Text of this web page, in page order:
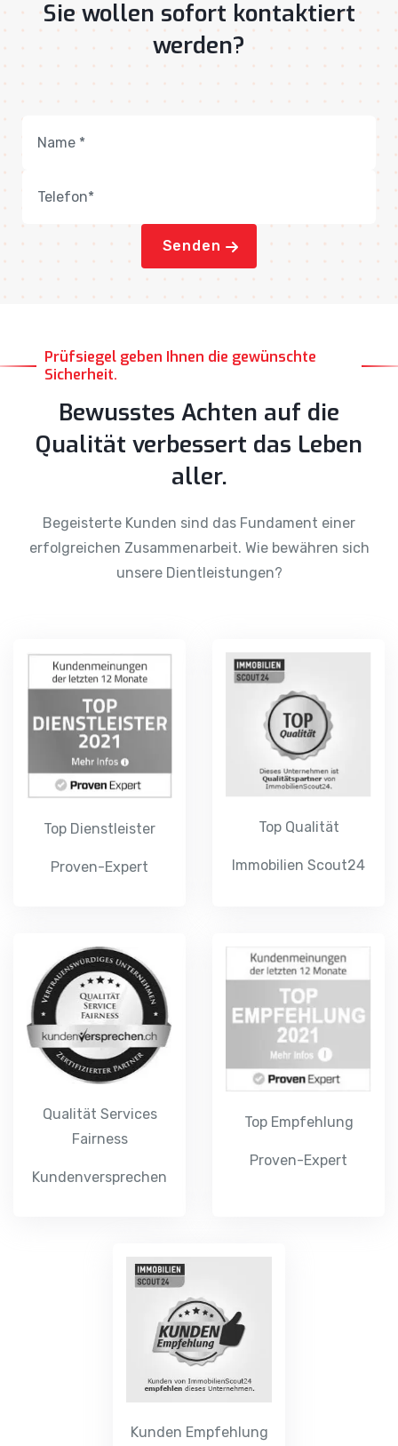
Sie wollen sofort kontaktiert
werden?
Senden
Prüfsiegel geben Ihnen die gewünschte
Sicherheit.
Bewusstes Achten auf die
Qualität verbessert das Leben
aller.
Begeisterte Kunden sind das Fundament einer
erfolgreichen Zusammenarbeit. Wie bewähren sich
unsere Dientleistungen?
Top Dienstleister
Proven-Expert
Top Qualität
Immobilien Scout24
Qualität Services
Fairness
Kundenversprechen
Top Empfehlung
Proven-Expert
Kunden Empfehlung